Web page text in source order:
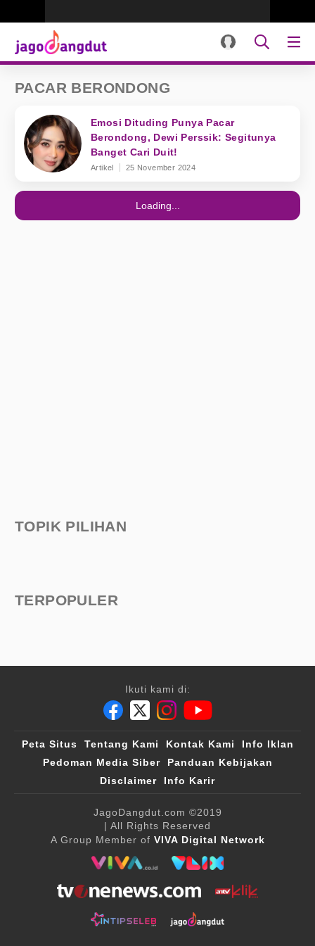
PACAR BERONDONG
Emosi Dituding Punya Pacar
Berondong, Dewi Perssik: Segitunya
Banget Cari Duit!
Artikel 25 November 2024
Loading...
TOPIK PILIHAN
TERPOPULER
Ikuti kami di:
Peta Situs Tentang Kami Kontak Kami
Info Iklan
Pedoman Media Siber
Panduan Kebijakan
Disclaimer
Info Karir
JagoDangdut.com ©2019
| All Rights Reserved
A Group Member of VIVA Digital Network